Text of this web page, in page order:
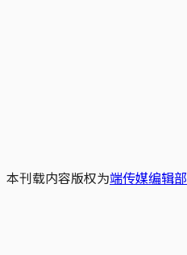
本刊载内容版权为端传媒编辑部